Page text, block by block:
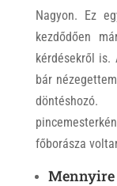
Nagyon. Ez
kezdődően
kérdésekről
bár
főborásza
Mennyire